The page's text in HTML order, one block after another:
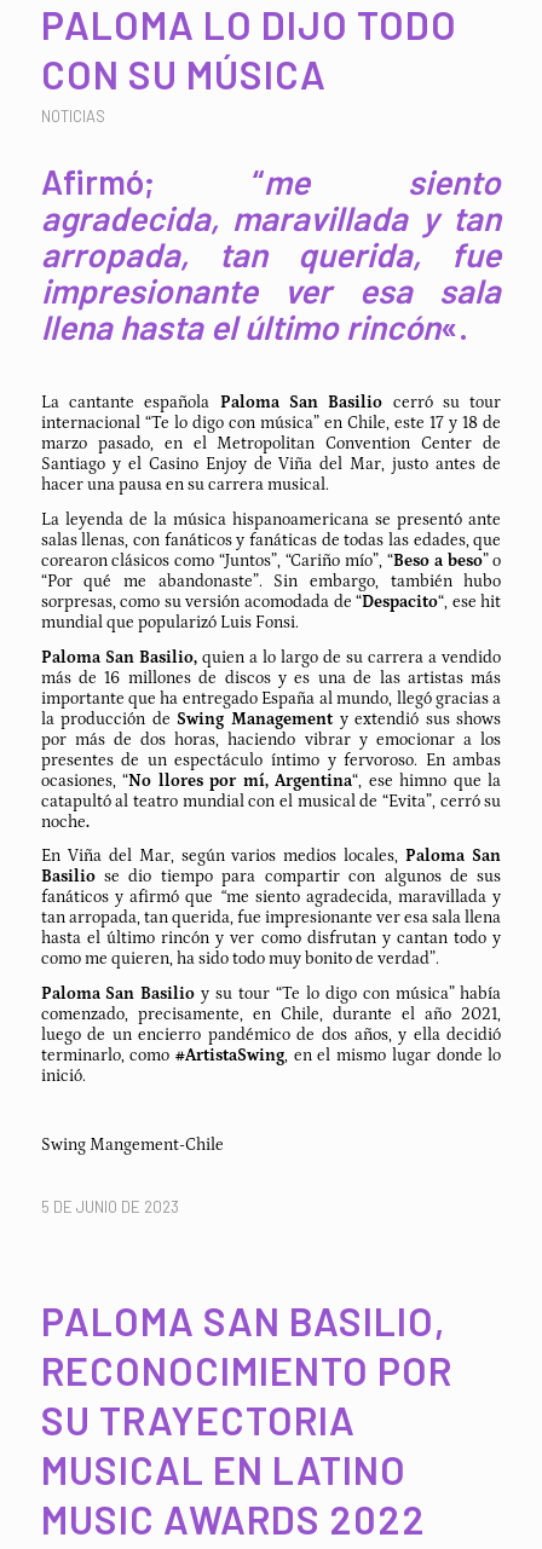
PALOMA LO DIJO TODO
CON SU MÚSICA
NOTICIAS
Afirmó; “me siento
agradecida, maravillada y tan
arropada, tan querida, fue
impresionante ver esa sala
llena hasta el último rincón«.
La cantante española Paloma San Basilio cerró su tour
internacional “Te lo digo con música” en Chile, este 17 y 18 de
marzo pasado, en el Metropolitan Convention Center de
Santiago y el Casino Enjoy de Viña del Mar, justo antes de
hacer una pausa en su carrera musical.
La leyenda de la música hispanoamericana se presentó ante
salas llenas, con fanáticos y fanáticas de todas las edades, que
corearon clásicos como “Juntos”, “Cariño mío”, “Beso a beso” o
“Por qué me abandonaste”. Sin embargo, también hubo
sorpresas, como su versión acomodada de “Despacito“, ese hit
mundial que popularizó Luis Fonsi.
Paloma San Basilio,quien a lo largo de su carrera a vendido
más de 16 millones de discos y es una de las artistas más
importante que ha entregado España al mundo, llegó gracias a
la producción deSwing Management y extendió sus shows
por más de dos horas, haciendo vibrar y emocionar a los
presentes de un espectáculo íntimo y fervoroso. En ambas
ocasiones, “No llores por mí, Argentina“, ese himno que la
catapultó al teatro mundial con el musical de “Evita”, cerró su
noche.
En Viña del Mar, según varios medios locales, Paloma San
Basiliose dio tiempo para compartir con algunos de sus
fanáticos y afirmó que “me siento agradecida, maravillada y
tan arropada, tan querida, fue impresionante ver esa sala llena
hasta el último rincón y ver como disfrutan y cantan todo y
como me quieren, ha sido todo muy bonito de verdad”.
Paloma San Basilio y su tour “Te lo digo con música” había
comenzado, precisamente, en Chile, durante el año 2021,
luego de un encierro pandémico de dos años, y ella decidió
terminarlo, como#ArtistaSwing, en el mismo lugar donde lo
inició.
Swing Mangement-Chile
5 DE JUNIO DE 2023
PALOMA SAN BASILIO,
RECONOCIMIENTO POR
SU TRAYECTORIA
MUSICAL EN LATINO
MUSIC AWARDS 2022